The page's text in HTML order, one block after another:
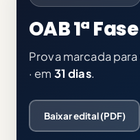
OAB 1ª Fase
Prova marcada para
· em 31 dias.
Baixar edital (PDF)